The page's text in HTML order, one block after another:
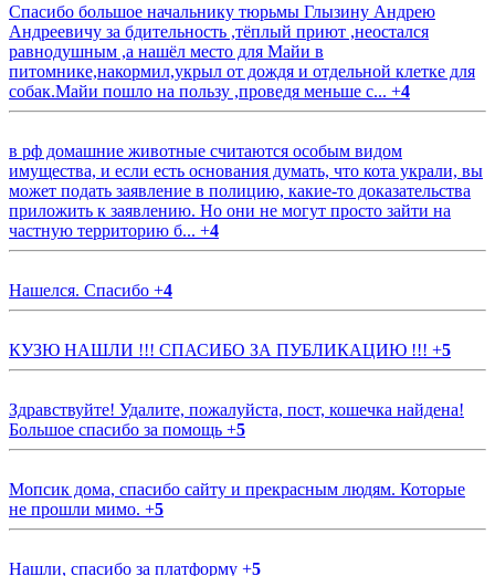
Спасибо большое начальнику тюрьмы Глызину Андрею
Андреевичу за бдительность ,тёплый приют ,неостался
равнодушным ,а нашёл место для Майи в
питомнике,накормил,укрыл от дождя и отдельной клетке для
собак.Майи пошло на пользу ,проведя меньше с... +4
в рф домашние животные считаются особым видом
имущества, и если есть основания думать, что кота украли, вы
может подать заявление в полицию, какие-то доказательства
приложить к заявлению. Но они не могут просто зайти на
частную территорию б... +4
Нашелся. Спасибо +4
КУЗЮ НАШЛИ !!! СПАСИБО ЗА ПУБЛИКАЦИЮ !!! +5
Здравствуйте! Удалите, пожалуйста, пост, кошечка найдена!
Большое спасибо за помощь +5
Мопсик дома, спасибо сайту и прекрасным людям. Которые
не прошли мимо. +5
Нашли, спасибо за платформу +5